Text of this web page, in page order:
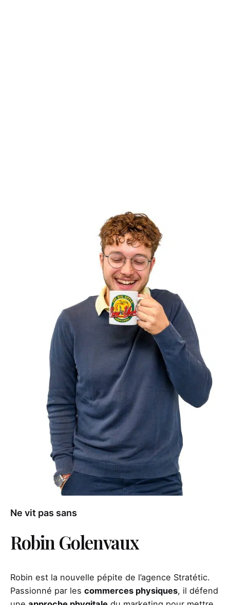
Ne vit pas sans
Robin Golenvaux
Robin est la nouvelle pépite de l’agence Stratétic.
Passionné par les commerces physiques, il défend